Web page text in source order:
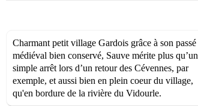
Charmant petit village Gardois grâce à son passé
médiéval bien conservé, Sauve mérite plus qu’un
simple arrêt lors d’un retour des Cévennes, par
exemple, et aussi bien en plein coeur du village,
qu'en bordure de la rivière du Vidourle.